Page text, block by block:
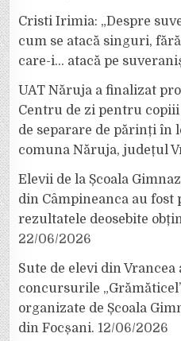
Cristi Irimia: „Despre
cum se atacă singuri,
care-i… atacă pe
UAT Năruja a finalizat
Centru de zi pentru
de separare de părinți în
comuna Năruja, județul
Elevii de la Școala
din Câmpineanca au
rezultatele deosebite
22/06/2026
Sute de elevi din
concursurile
organizate de Școala
din Focșani. 12/06/2026